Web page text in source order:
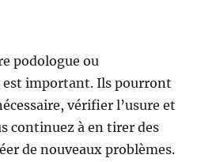
podologue ou
important. Ils pourront
vérifier l’usure et
continuez à en tirer des
de nouveaux problèmes.